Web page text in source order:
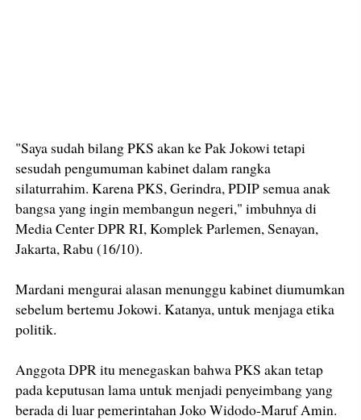
"Saya sudah bilang PKS akan ke Pak Jokowi tetapi
sesudah pengumuman kabinet dalam rangka
silaturrahim. Karena PKS, Gerindra, PDIP semua anak
bangsa yang ingin membangun negeri," imbuhnya di
Media Center DPR RI, Komplek Parlemen, Senayan,
Jakarta, Rabu (16/10).
Mardani mengurai alasan menunggu kabinet diumumkan
sebelum bertemu Jokowi. Katanya, untuk menjaga etika
politik.
Anggota DPR itu menegaskan bahwa PKS akan tetap
pada keputusan lama untuk menjadi penyeimbang yang
berada di luar pemerintahan Joko Widodo-Maruf Amin.